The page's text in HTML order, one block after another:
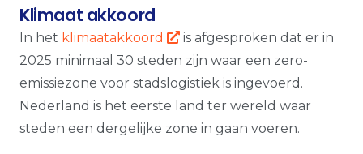
Klimaat akkoord
In het klimaatakkoord
is afgesproken dat er in
2025 minimaal 30 steden zijn waar een zero-
emissiezone voor stadslogistiek is ingevoerd.
Nederland is het eerste land ter wereld waar
steden een dergelijke zone in gaan voeren.